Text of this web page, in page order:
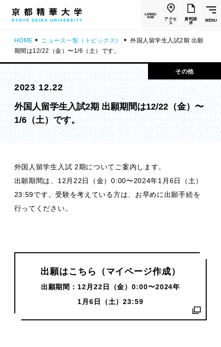
LANGU
AGE
アクセ
ス
資料請
求
MENU
HOME ニュース一覧（トピックス）
外国人留学生入試2期 出願
期間は12/22（金）〜1/6（土）です。
その他
2023 12.22
外国人留学生入試2期 出願期間は12/22（金）〜
1/6（土）です。
外国人留学生入試 2期についてご案内します。
出願期間は、12月22日（金）0:00〜2024年1月6日（土）
23:59です。受験を考えている方は、お早めに出願手続を
行ってください。
出願はこちら（マイページ作成）
出願期間：12月22日（金）0:00〜2024年
1月6日（土）23:59